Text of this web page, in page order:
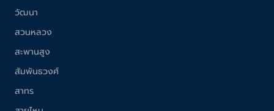
วัฒนา
สวนหลวง
สะพานสูง
สัมพันธวงศ์
สาทร